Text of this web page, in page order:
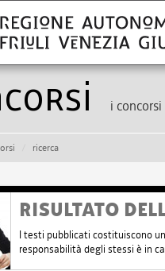
i
ricerca
RISULTATO
I testi pubblicati costituiscono
responsabilità degli stessi è in